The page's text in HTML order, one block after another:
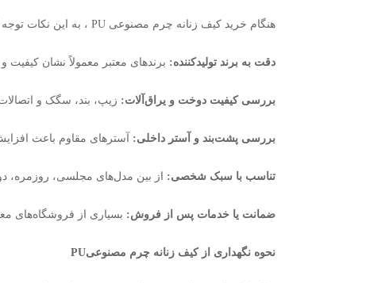
هنگام خرید کیف زنانه چرم مصنوعی PU ، به این نکات توجه
دقت به برند تولیدکننده: برندهای معتبر معمولاً نشان کیفیت
بررسی کیفیت دوخت و یراق‌آلات: زیپ، بند، سگک و
بررسی پشت‌بند و آستر داخلی: آسترهای مقاوم باعث
تناسب با سبک شخصی: از بین مدل‌های مجلسی، روزمره،
ضمانت یا خدمات پس از فروش: بسیاری از فروشگاه‌های
نحوه نگهداری از کیف زنانه چرم مصنوعیPU